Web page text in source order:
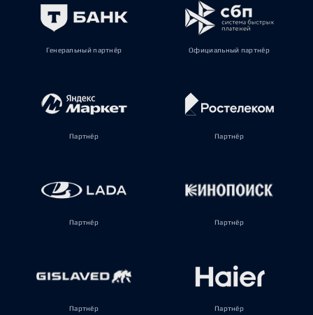
Генеральный партнёр Официальный партнёр
Партнёр Партнёр
Партнёр Партнёр
Партнёр Партнёр